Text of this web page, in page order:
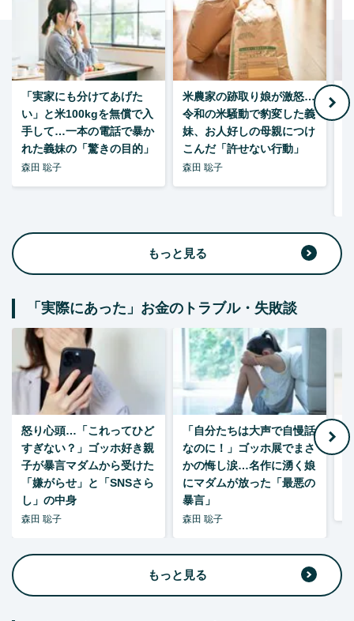
「実家にも分けてあげた
い」と米100kgを無償で入
手して…一本の電話で暴か
れた義妹の「驚きの目的」
森田 聡子
米農家の跡取り娘が激怒…
令和の米騒動で豹変した義
妹、お人好しの母親につけ
こんだ「許せない行動」
森田 聡子
もっと見る
「実際にあった」お金のトラブル・失敗談
怒り心頭…「これってひど
すぎない？」ゴッホ好き親
子が暴言マダムから受けた
「嫌がらせ」と「SNSさら
し」の中身
森田 聡子
「自分たちは大声で自慢話
なのに！」ゴッホ展でまさ
かの悔し涙…名作に湧く娘
にマダムが放った「最悪の
暴言」
森田 聡子
もっと見る